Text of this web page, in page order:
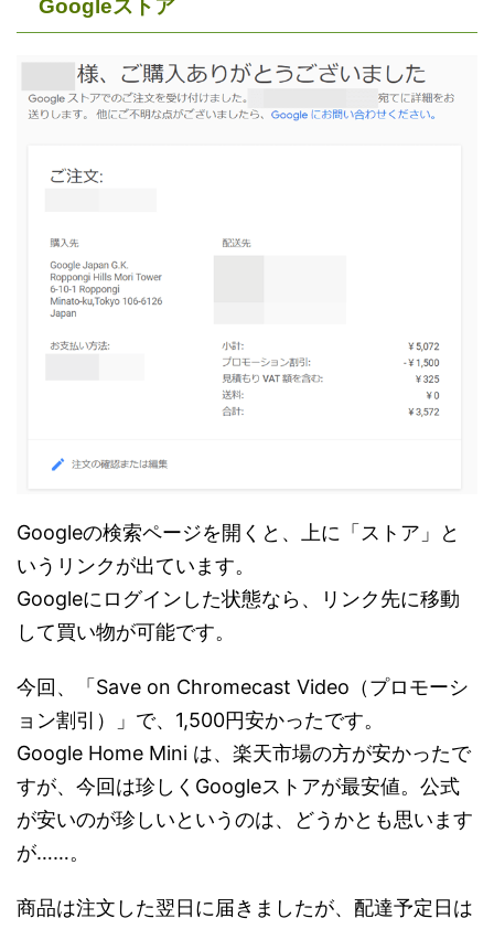
Googleストア
Googleの検索ページを開くと、上に「ストア」と
いうリンクが出ています。
Googleにログインした状態なら、リンク先に移動
して買い物が可能です。
今回、「Save on Chromecast Video（プロモーシ
ョン割引）」で、1,500円安かったです。
Google Home Mini は、楽天市場の方が安かったで
すが、今回は珍しくGoogleストアが最安値。公式
が安いのが珍しいというのは、どうかとも思います
が……。
商品は注文した翌日に届きましたが、配達予定日は